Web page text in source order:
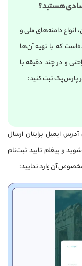
هستید؟
انواع دامنه‌های ملی و
که با تهیه آن‌ها
و در چند دقیقه با
پارس‌پک ثبت کنید:
ایمیل برایتان ارسال
و پیغام تایید ثبت‌نام
آن وارد نمایید: